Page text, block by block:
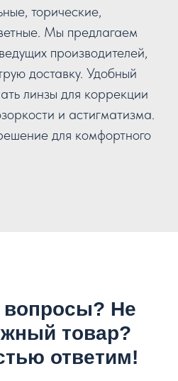
торические,
Мы предлагаем
производителей,
доставку. Удобный
линзы для коррекции
и астигматизма.
для комфортного
вопросы? Не
товар?
ответим!